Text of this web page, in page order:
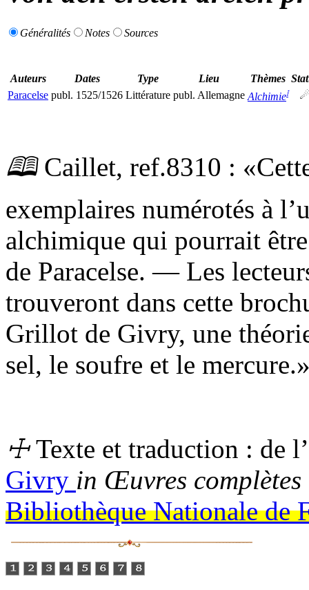
Généralités Notes Sources
Auteurs Dates Type Lieu Thèmes
Paracelse publ. 1525/1526 Littérature publ. Allemagne Alchimie፧ ☄
🕮Caillet, ref.8310 :
exemplaires numérotés à
alchimique qui pourrait
de Paracelse. — Les
trouveront dans cette
Grillot de Givry, une
sel, le soufre et le mercure.
☩Texte et traduction : de
Givry in Œuvres complètes
Bibliothèque Nationale de